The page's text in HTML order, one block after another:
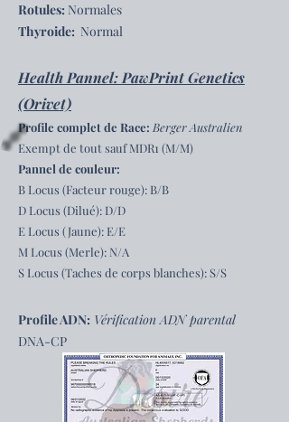
Rotules: Normales
Thyroide: Normal
Health Pannel: PawPrint Genetics
(Orivet)
Profile complet de Race: Berger Australien
Exempt de tout sauf MDR1 (M/M)
Pannel de couleur:
B Locus (Facteur rouge): B/B
D Locus (Dilué): D/D
E Locus (Jaune): E/E
M Locus (Merle): N/A
S Locus (Taches de corps blanches): S/S
Profile ADN: Vérification ADN parental
DNA-CP